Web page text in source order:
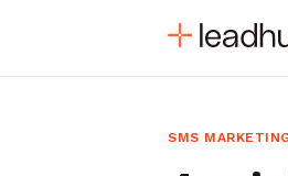
SMS